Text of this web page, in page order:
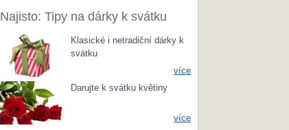
Najisto: Tipy na dárky k svátku
Klasické i netradiční dárky k
svátku
více
Darujte k svátku květiny
více